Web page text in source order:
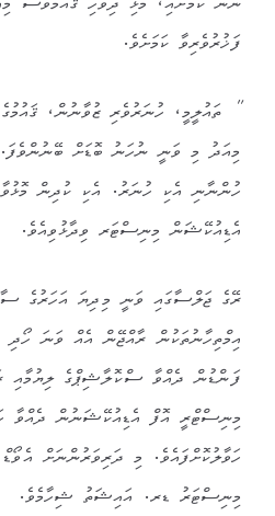
ނޫން ކަމަށާއި، މުޅި ދިވެހި ޤައުމުވެސް
ފަޚުރުވެރިވާ ކަމަށެވެ.
” ތައުލީމީ، ހުނަރުވެރި ޒުވާނުން،
މިއަދު މި ވަނީ ނުހަނު ބޮޑަށް
ހުންނާނި އެކި ހުނަރު. އެކި ކުދިން
އެޑިއުކޭޝަން މިނިސްޓަރ ވިދާޅުވިއެވެ.
ރޭގެ ޖަލްސާގައި ވަނީ މިދިޔަ އަހަރުގެ
ފަންޑުން ދެއްވާ ސްކޮލާޝިޕްގެ ލިޔުމާއި
މިނިސްޓްރީ އޮފް އެޑިއުކޭޝަނުން ދެއްވާ
ހަވާލުކޮށްފައެވެ. މި ދަރިވަރުންނަށް
މިނިސްޓަރު ޑރ. އައިޝަތު ޝިހާމެވެ.